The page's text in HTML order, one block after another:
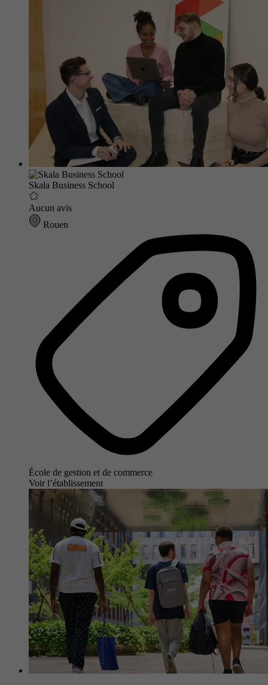
Skala Business School
Aucun avis
Rouen
École de gestion et de commerce
Voir l’établissement